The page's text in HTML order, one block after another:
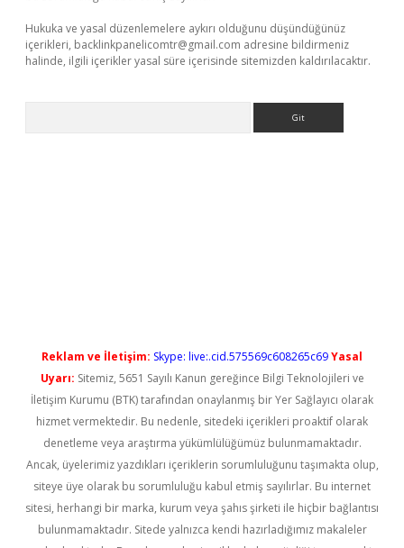
Hukuka ve yasal düzenlemelere aykırı olduğunu düşündüğünüz
içerikleri, backlinkpanelicomtr@gmail.com adresine bildirmeniz
halinde, ilgili içerikler yasal süre içerisinde sitemizden kaldırılacaktır.
Reklam ve İletişim: Skype: live:.cid.575569c608265c69Yasal
Uyarı: Sitemiz, 5651 Sayılı Kanun gereğince Bilgi Teknolojileri ve
İletişim Kurumu (BTK) tarafından onaylanmış bir Yer Sağlayıcı olarak
hizmet vermektedir. Bu nedenle, sitedeki içerikleri proaktif olarak
denetleme veya araştırma yükümlülüğümüz bulunmamaktadır.
Ancak, üyelerimiz yazdıkları içeriklerin sorumluluğunu taşımakta olup,
siteye üye olarak bu sorumluluğu kabul etmiş sayılırlar. Bu internet
sitesi, herhangi bir marka, kurum veya şahıs şirketi ile hiçbir bağlantısı
bulunmamaktadır. Sitede yalnızca kendi hazırladığımız makaleler